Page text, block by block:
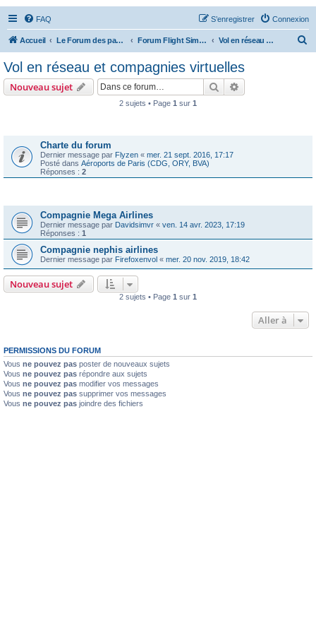
FAQ Connexion
S’enregistrer
Accueil Le Forum des passionnés d'aviation Forum Flight Simulator Vol en réseau et compagnies virtuelles
Vol en réseau et compagnies virtuelles
Nouveau sujet Rechercher
2 sujets • Page 1 sur 1
Charte du forum
Dernier message par Flyzen « mer. 21 sept. 2016, 17:17
Posté dans Aéroports de Paris (CDG, ORY, BVA)
Réponses : 2
Compagnie Mega Airlines
Dernier message par Davidsimvr « ven. 14 avr. 2023, 17:19
Réponses : 1
Compagnie nephis airlines
Dernier message par Firefoxenvol « mer. 20 nov. 2019, 18:42
Nouveau sujet
2 sujets • Page 1 sur 1
Aller à
PERMISSIONS DU FORUM
Vous ne pouvez pas poster de nouveaux sujets
Vous ne pouvez pas répondre aux sujets
Vous ne pouvez pas modifier vos messages
Vous ne pouvez pas supprimer vos messages
Vous ne pouvez pas joindre des fichiers